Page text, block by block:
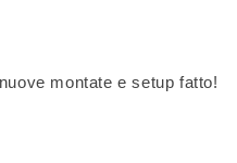
montate e setup fatto!